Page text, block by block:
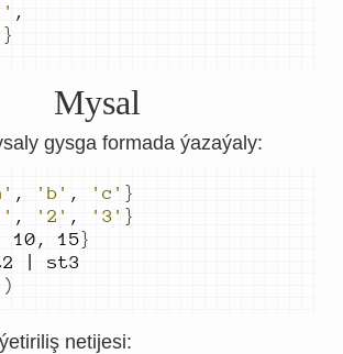
,
}
Mysal
gysga formada ýazaýaly:
, 'b' , 'c' }
, '2' , '3' }
10 , 15}
2 | st3
)
netijesi: